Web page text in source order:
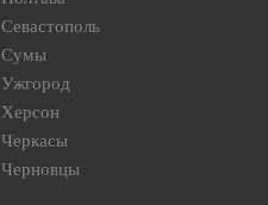
Севастополь
Сумы
Ужгород
Херсон
Черкасы
Черновцы